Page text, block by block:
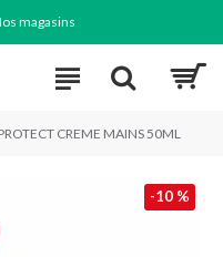
magasins
CREME MAINS 50ML
-10 %